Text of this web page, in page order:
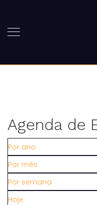
Agenda de
Por ano
Por mês
Por semana
Hoje